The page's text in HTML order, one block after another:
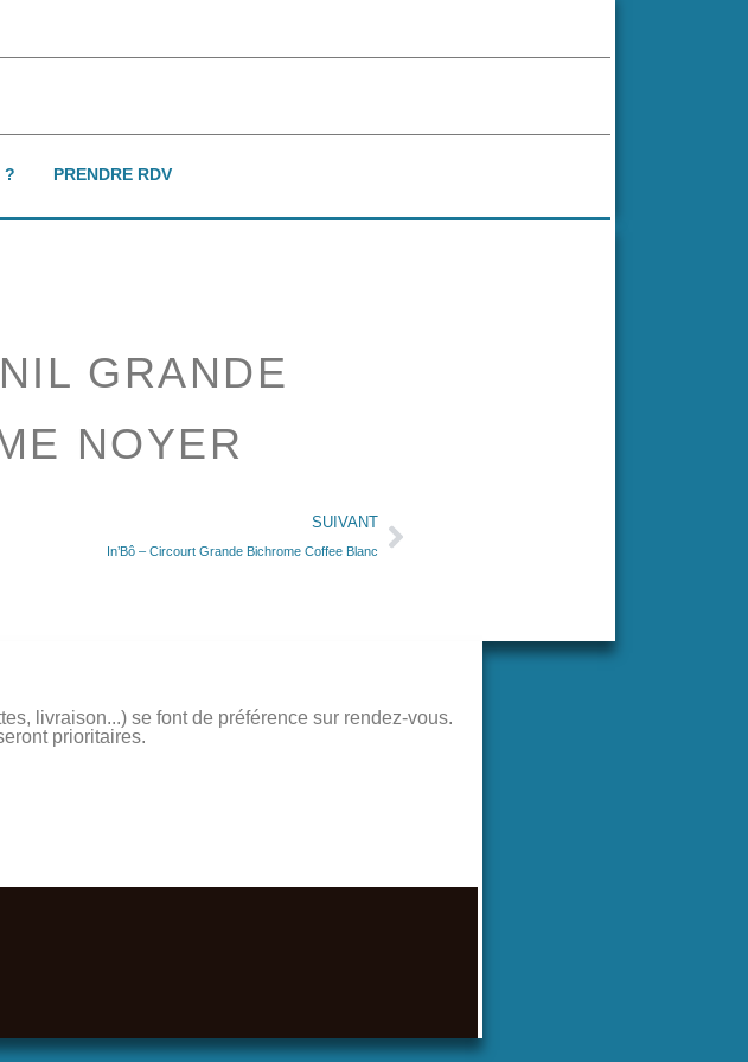
? PRENDRE RDV
GRANDE
NOYER
SUIVANT
In’Bô – Circourt Grande Bichrome Coffee Blanc
livraison...) se font de préférence sur rendez-vous.
prioritaires.